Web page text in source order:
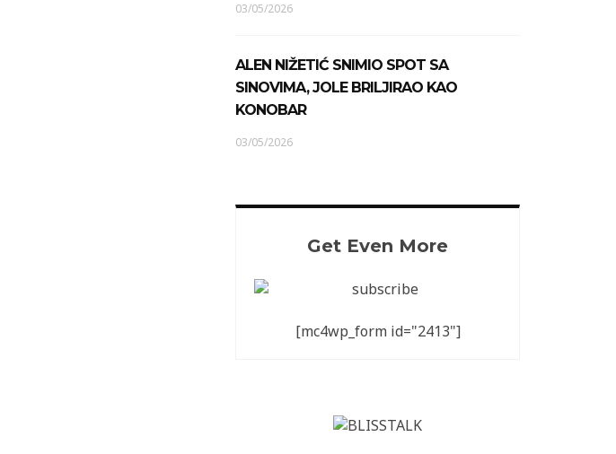
03/05/2026
ALEN NIŽETIĆ SNIMIO SPOT SA
SINOVIMA, JOLE BRILJIRAO KAO
KONOBAR
03/05/2026
Get Even More
[mc4wp_form id="2413"]